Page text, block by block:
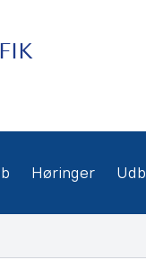
Høringer